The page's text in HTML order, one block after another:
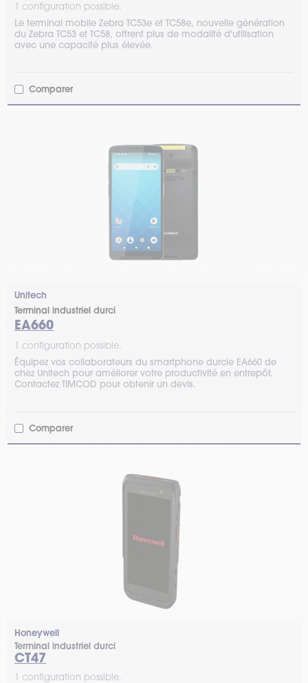
1 configuration possible.
Le terminal mobile Zebra TC53e et TC58e, nouvelle génération
du Zebra TC53 et TC58, offrent plus de modalité d'utilisation
avec une capacité plus élevée.
Comparer
Unitech
Terminal industriel durci
EA660
1 configuration possible.
Équipez vos collaborateurs du smartphone durcie EA660 de
chez Unitech pour améliorer votre productivité en entrepôt.
Contactez TIMCOD pour obtenir un devis.
Comparer
Honeywell
Terminal industriel durci
CT47
1 configuration possible.